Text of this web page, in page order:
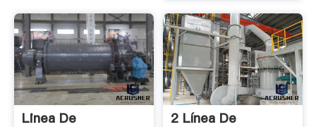
Linea De 2 Línea De